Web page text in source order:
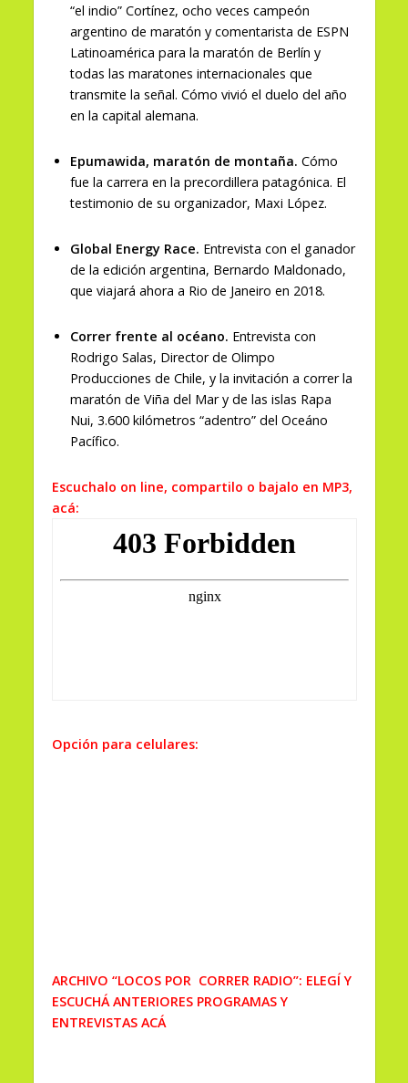
“el indio” Cortínez, ocho veces campeón
argentino de maratón y comentarista de ESPN
Latinoamérica para la maratón de Berlín y
todas las maratones internacionales que
transmite la señal. Cómo vivió el duelo del año
en la capital alemana.
Epumawida, maratón de montaña. Cómo
fue la carrera en la precordillera patagónica. El
testimonio de su organizador, Maxi López.
Global Energy Race. Entrevista con el ganador
de la edición argentina, Bernardo Maldonado,
que viajará ahora a Rio de Janeiro en 2018.
Correr frente al océano. Entrevista con
Rodrigo Salas, Director de Olimpo
Producciones de Chile, y la invitación a correr la
maratón de Viña del Mar y de las islas Rapa
Nui, 3.600 kilómetros “adentro” del Oceáno
Pacífico.
Escuchalo on line, compartilo o bajalo en MP3,
acá:
Opción para celulares:
ARCHIVO “LOCOS POR CORRER RADIO”: ELEGÍ Y
ESCUCHÁ ANTERIORES PROGRAMAS Y
ENTREVISTAS ACÁ